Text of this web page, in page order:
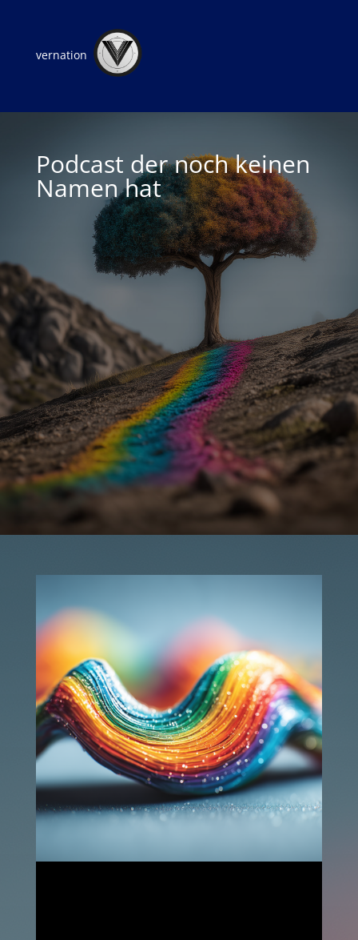
vernation
Podcast der noch keinen
Namen hat